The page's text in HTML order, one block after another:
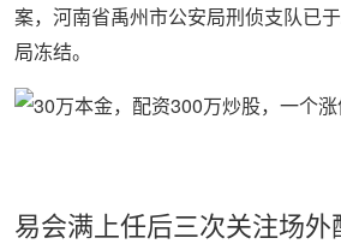
案，河南省禹州市公安局刑侦支队已
局冻结。
易会满上任后三次关注场外